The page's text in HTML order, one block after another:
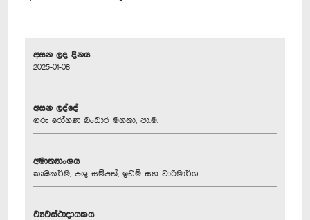
අසන ලද දිනය
2025-01-08
අසන ලද්දේ
ගරු රෝහණ බංඩාර මහතා, පා.ම.
අමාත්‍යාංශය
කෘෂිකර්ම, පශු සම්පත්, ඉඩම් සහ වාරිමාර්ග
ව්‍යවස්ථාදායකය